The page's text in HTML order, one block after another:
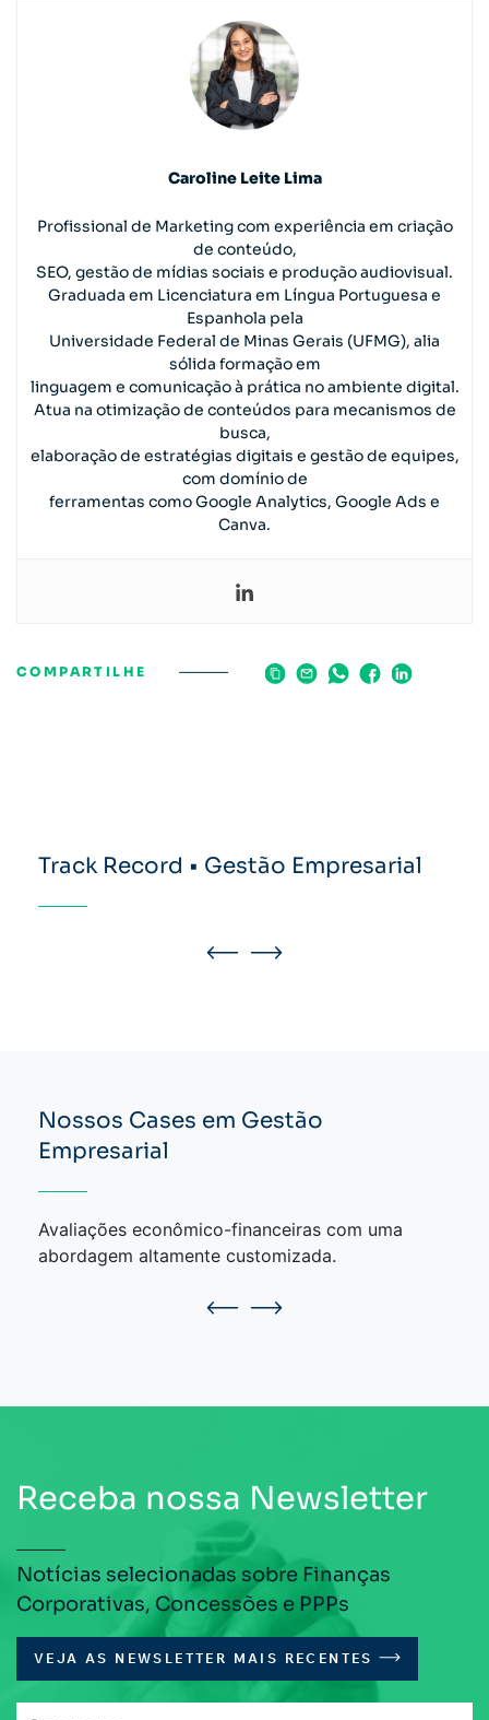
Caroline Leite Lima
Profissional de Marketing com experiência em criação
de conteúdo,
SEO, gestão de mídias sociais e produção audiovisual.
Graduada em Licenciatura em Língua Portuguesa e
Espanhola pela
Universidade Federal de Minas Gerais (UFMG), alia
sólida formação em
linguagem e comunicação à prática no ambiente digital.
Atua na otimização de conteúdos para mecanismos de
busca,
elaboração de estratégias digitais e gestão de equipes,
com domínio de
ferramentas como Google Analytics, Google Ads e
Canva.
COMPARTILHE
Track Record • Gestão Empresarial
Nossos Cases em Gestão
Empresarial
Avaliações econômico-financeiras com uma
abordagem altamente customizada.
Receba nossa Newsletter
Notícias selecionadas sobre Finanças
Corporativas, Concessões e PPPs
VEJA AS NEWSLETTER MAIS RECENTES